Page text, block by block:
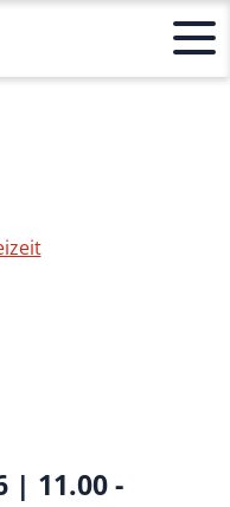
| 11.00 -